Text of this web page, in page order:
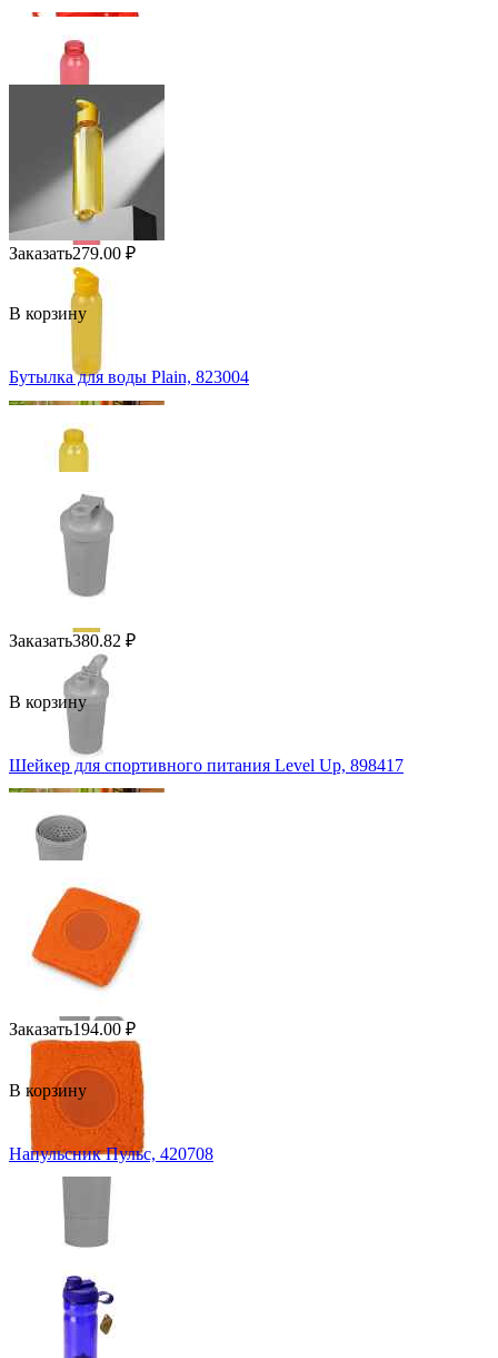
Заказать279.00 ₽
В корзину
Бутылка для воды Plain, 823004
Заказать380.82 ₽
В корзину
Шейкер для спортивного питания Level Up, 898417
Заказать194.00 ₽
В корзину
Напульсник Пульс, 420708